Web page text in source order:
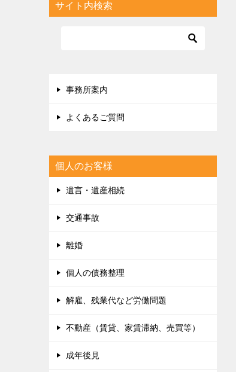
サイト内検索
事務所案内
よくあるご質問
個人のお客様
遺言・遺産相続
交通事故
離婚
個人の債務整理
解雇、残業代など労働問題
不動産（賃貸、家賃滞納、売買等）
成年後見